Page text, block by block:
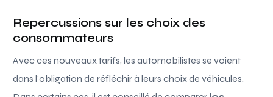
Repercussions sur les choix des
consommateurs
Avec ces nouveaux tarifs, les automobilistes se voient
dans l’obligation de réfléchir à leurs choix de véhicules.